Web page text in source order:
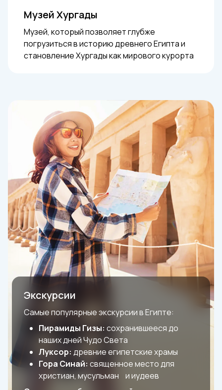
Музей Хургады
Музей, который позволяет глубже
погрузиться в историю древнего Египта и
становление Хургады как мирового курорта
Экскурсии
Самые популярные экскурсии в Египте:
Пирамиды Гизы: сохранившееся до
наших дней Чудо Света
Луксор: древние египетские храмы
Гора Синай: священное место для
христиан, мусульман и иудеев